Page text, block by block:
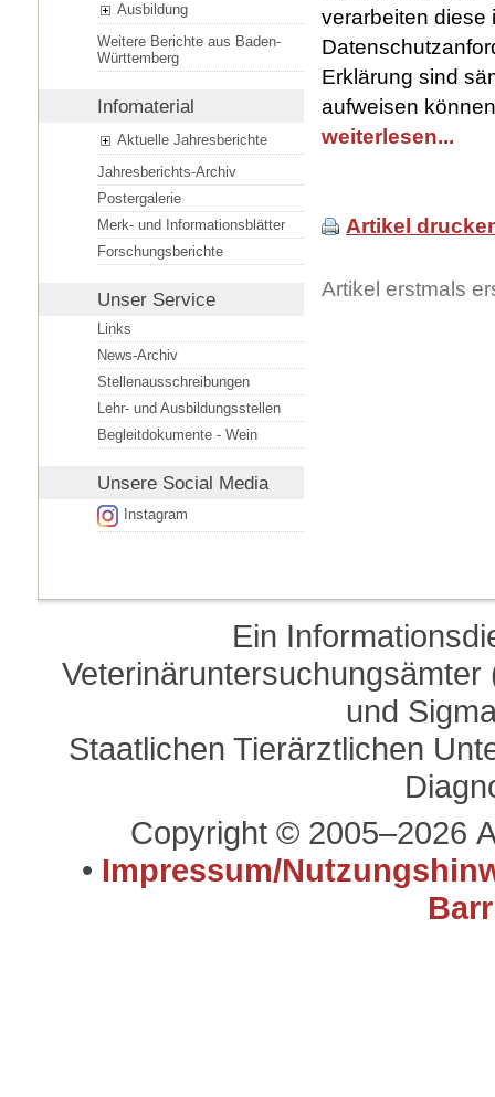
Ausbildung
Weitere Berichte aus Baden-
Württemberg
Infomaterial
Aktuelle Jahresberichte
Jahresberichts-Archiv
Postergalerie
Merk- und Informationsblätter
Forschungsberichte
Unser Service
Links
News-Archiv
Stellenausschreibungen
Lehr- und Ausbildungsstellen
Begleitdokumente - Wein
Unsere Social Media
Instagram
verarbeiten diese
Erklärung sind
aufweisen
weiterlesen...
Artikel
Artikel erstmals
Ein
und
Staatlichen Tierärztlichen
Copyright © 2005–2026
• Impressum/